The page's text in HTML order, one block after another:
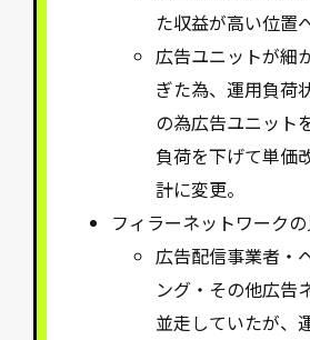
た収益が高い位置
広告ユニットが細
ぎた為、運用負荷
の為広告ユニット
負荷を下げて単価
計に変更。
フィラーネットワーク
広告配信事業者・
ング・その他広告
並走していたが、